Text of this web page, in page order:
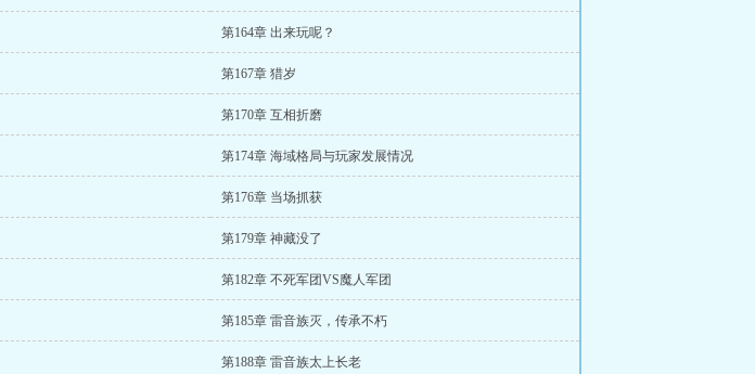
第164章 出来玩呢？
第167章 猎岁
第170章 互相折磨
第174章 海域格局与玩家发展情况
第176章 当场抓获
第179章 神藏没了
第182章 不死军团VS魔人军团
第185章 雷音族灭，传承不朽
第188章 雷音族太上长老